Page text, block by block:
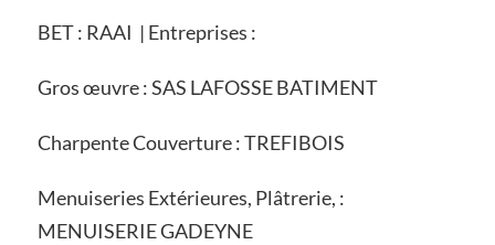
BET : RAAI | Entreprises :
Gros œuvre : SAS LAFOSSE BATIMENT
Charpente Couverture : TREFIBOIS
Menuiseries Extérieures, Plâtrerie, :
MENUISERIE GADEYNE